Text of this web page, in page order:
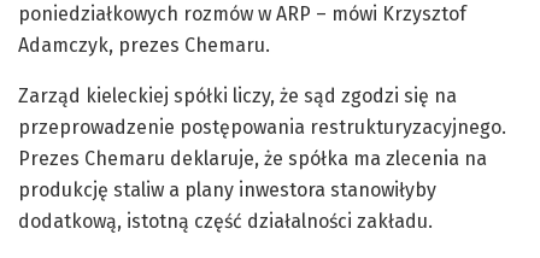
poniedziałkowych rozmów w ARP – mówi Krzysztof
Adamczyk, prezes Chemaru.
Zarząd kieleckiej spółki liczy, że sąd zgodzi się na
przeprowadzenie postępowania restrukturyzacyjnego.
Prezes Chemaru deklaruje, że spółka ma zlecenia na
produkcję staliw a plany inwestora stanowiłyby
dodatkową, istotną część działalności zakładu.